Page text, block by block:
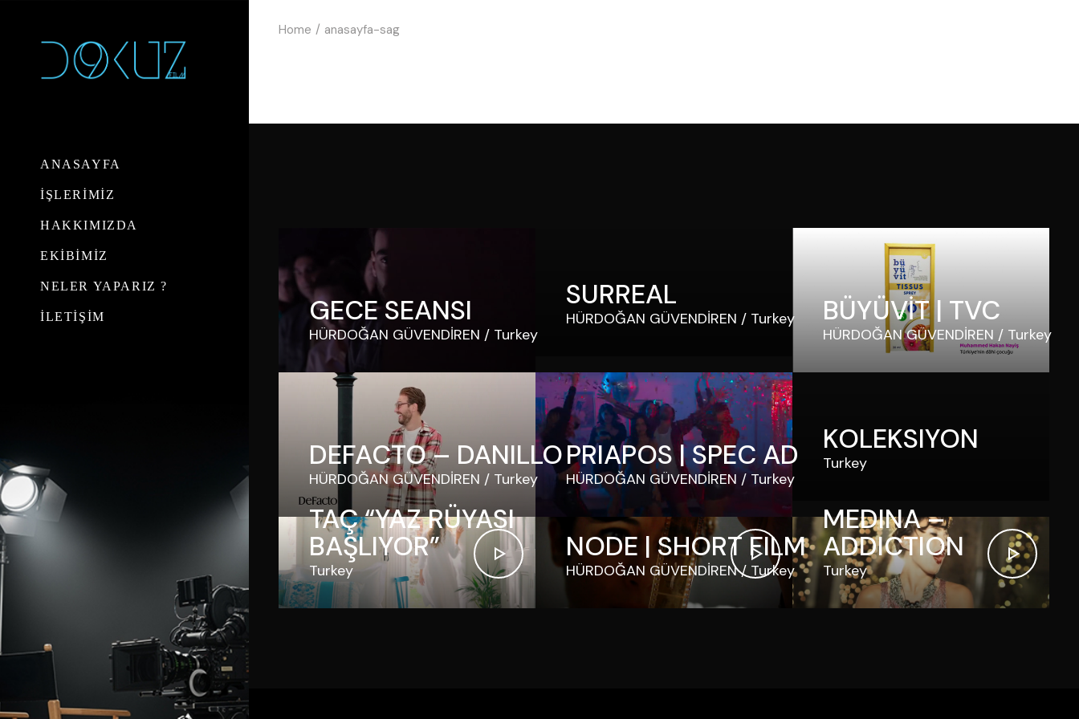
content
ANASAYFA
İŞLERİMİZ
HAKKIMIZDA
EKİBİMİZ
NELER YAPARIZ ?
İLETİŞİM
Home anasayfa-sag
GECE SEANSI
HÜRDOĞAN GÜVENDİREN Turkey
SURREAL
HÜRDOĞAN GÜVENDİREN Turkey BÜYÜVİT | TVC
HÜRDOĞAN GÜVENDİREN Turkey
DEFACTO – DANILLO
HÜRDOĞAN GÜVENDİREN Turkey
PRIAPOS | SPEC AD
HÜRDOĞAN GÜVENDİREN Turkey
KOLEKSIYON
Turkey
TAÇ “YAZ RÜYASI
BAŞLIYOR”
Turkey
NODE | SHORT FILM
HÜRDOĞAN GÜVENDİREN Turkey
MEDINA –
ADDICTION
Turkey